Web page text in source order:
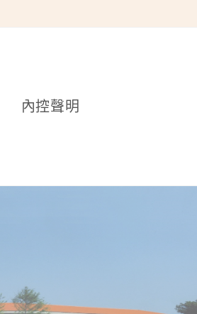
內控聲明